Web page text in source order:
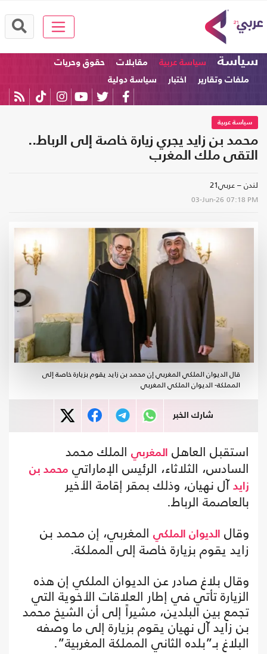
سياسة سياسة عربية مقابلات
حقوق وحريات
ملفات وتقارير
اختبار سياسة دولية
سياسة عربية
محمد بن زايد يجري زيارة خاصة إلى الرباط..
التقى ملك المغرب
لندن – عربي21
03-Jun-26 07:18 PM
قال الديوان الملكي المغربي إن محمد بن زايد يقوم بزيارة خاصة إلى
المملكة- الديوان الملكي المغربي
شارك الخبر
استقبل العاهل المغربي الملك محمد
السادس، الثلاثاء، الرئيس الإماراتي محمد بن
زايد آل نهيان، وذلك بمقر إقامة الأخير
بالعاصمة الرباط.
وقال
الديوان الملكي المغربي، إن محمد بن
زايد يقوم بزيارة خاصة إلى المملكة.
وقال بلاغ صادر عن الديوان الملكي إن هذه
الزيارة تأتي في إطار العلاقات الأخوية التي
تجمع بين البلدين، مشيراً إلى أن الشيخ محمد
بن زايد آل نهيان يقوم بزيارة إلى ما وصفه
البلاغ بـ”بلده الثاني المملكة المغربية”.